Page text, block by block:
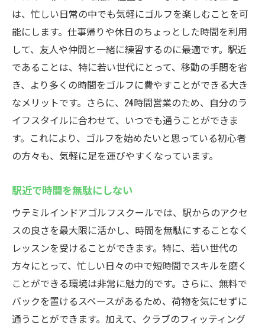
は、忙しい日常の中でも気軽にゴルフを楽しむことを可
能にします。仕事帰りや休日のちょっとした時間を利用
して、友人や仲間と一緒に練習するのに最適です。駅近
であることは、特に若い世代にとって、移動の手間を省
き、より多くの時間をゴルフに費やすことができる大き
なメリットです。さらに、24時間営業のため、自分のラ
イフスタイルに合わせて、いつでも通うことができま
す。これにより、ゴルフを始めたいと思っている初心者
の方々も、気軽に足を運びやすくなっています。
駅近で時間を無駄にしない
ウテミルインドアゴルフスクールでは、駅からのアクセ
スの良さを最大限に活かし、時間を無駄にすることなく
レッスンを受けることができます。特に、若い世代の
方々にとって、忙しい日々の中で短時間でスキルを磨く
ことができる環境は非常に魅力的です。さらに、無料で
バックを置けるスペースがあるため、荷物を気にせずに
通うことができます。加えて、クラブのフィッティング